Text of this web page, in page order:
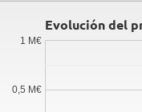
Evolución del
0,5 M€
1 M€